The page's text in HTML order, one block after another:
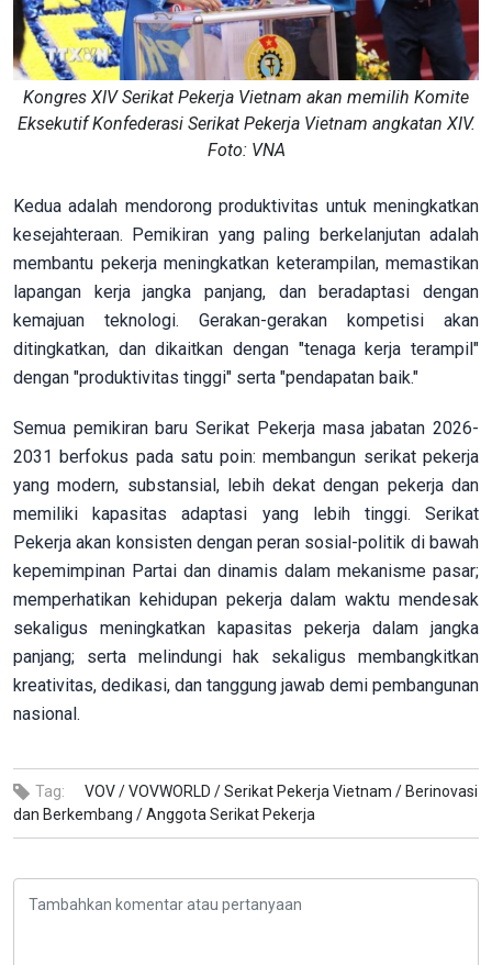
Kongres XIV Serikat Pekerja Vietnam akan memilih Komite
Eksekutif Konfederasi Serikat Pekerja Vietnam angkatan XIV.
Foto: VNA
Kedua adalah mendorong produktivitas untuk meningkatkan
kesejahteraan. Pemikiran yang paling berkelanjutan adalah
membantu pekerja meningkatkan keterampilan, memastikan
lapangan kerja jangka panjang, dan beradaptasi dengan
kemajuan teknologi. Gerakan-gerakan kompetisi akan
ditingkatkan, dan dikaitkan dengan "tenaga kerja terampil"
dengan "produktivitas tinggi" serta "pendapatan baik."
Semua pemikiran baru Serikat Pekerja masa jabatan 2026-
2031 berfokus pada satu poin: membangun serikat pekerja
yang modern, substansial, lebih dekat dengan pekerja dan
memiliki kapasitas adaptasi yang lebih tinggi. Serikat
Pekerja akan konsisten dengan peran sosial-politik di bawah
kepemimpinan Partai dan dinamis dalam mekanisme pasar;
memperhatikan kehidupan pekerja dalam waktu mendesak
sekaligus meningkatkan kapasitas pekerja dalam jangka
panjang; serta melindungi hak sekaligus membangkitkan
kreativitas, dedikasi, dan tanggung jawab demi pembangunan
nasional.
Tag: VOV /VOVWORLD /Serikat Pekerja Vietnam / Berinovasi
dan Berkembang /Anggota Serikat Pekerja